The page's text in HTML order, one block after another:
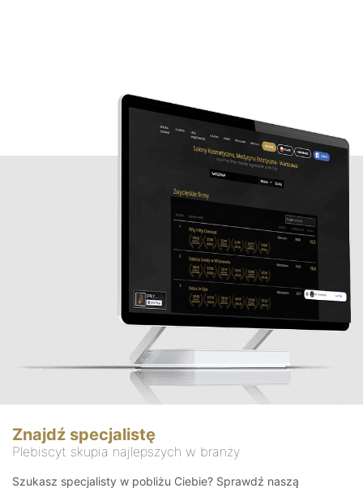
Znajdź specjalistę
Plebiscyt skupia najlepszych w branży
Szukasz specjalisty w pobliżu Ciebie? Sprawdź naszą